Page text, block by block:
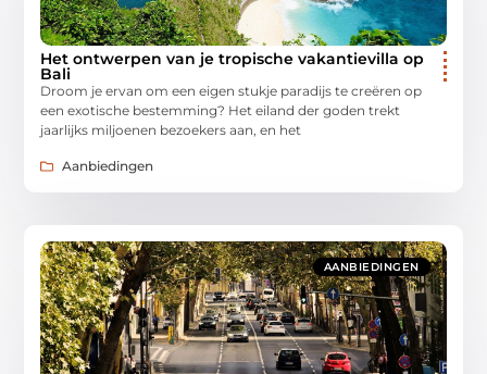
Het ontwerpen van je tropische vakantievilla op
Bali
Droom je ervan om een eigen stukje paradijs te creëren op
een exotische bestemming? Het eiland der goden trekt
jaarlijks miljoenen bezoekers aan, en het
Aanbiedingen
AANBIEDINGEN